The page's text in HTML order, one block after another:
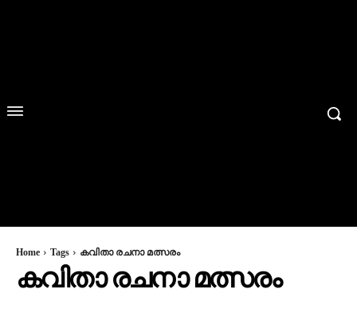
Home Tags കവിതാ രചനാ മത്സരം
കവിതാ രചനാ മത്സരം